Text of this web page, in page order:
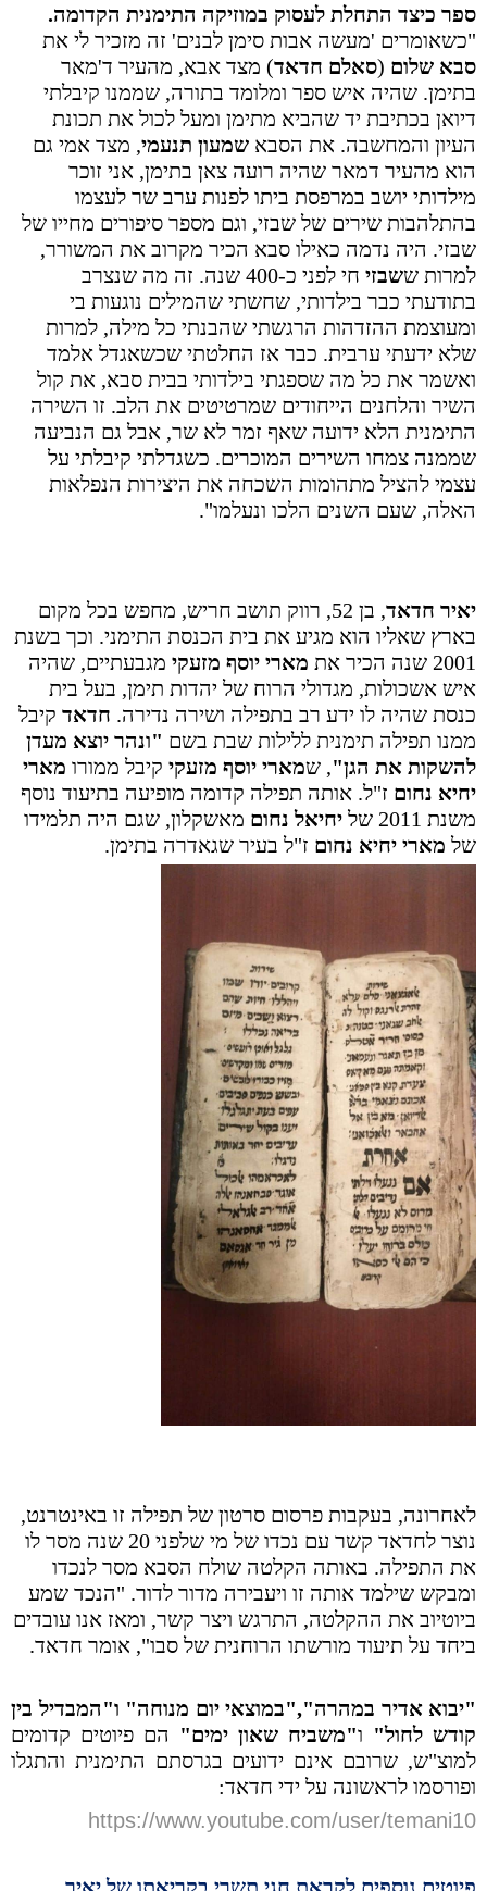
ספר כיצד התחלת לעסוק במוזיקה התימנית הקדומה.
"כשאומרים 'מעשה אבות סימן לבנים' זה מזכיר לי את
סבא שלום (סאלם חדאד) מצד אבא, מהעיר ד'מאר
בתימן. שהיה איש ספר ומלומד בתורה, שממנו קיבלתי
דיואן בכתיבת יד שהביא מתימן ומעל לכול את תכונת
העיון והמחשבה. את הסבא שמעון תנעמי, מצד אמי גם
הוא מהעיר דמאר שהיה רועה צאן בתימן, אני זוכר
מילדותי יושב במרפסת ביתו לפנות ערב שר לעצמו
בהתלהבות שירים של שבזי, וגם מספר סיפורים מחייו של
שבזי. היה נדמה כאילו סבא הכיר מקרוב את המשורר,
למרות ששבזי
חי לפני כ-400 שנה. זה מה שנצרב
בתודעתי כבר בילדותי, שחשתי שהמילים נוגעות בי
ומעוצמת ההזדהות הרגשתי שהבנתי כל מילה, למרות
שלא ידעתי ערבית. כבר אז החלטתי שכשאגדל אלמד
ואשמר את כל מה שספגתי בילדותי בבית סבא, את קול
השיר והלחנים הייחודים שמרטיטים את הלב. זו השירה
התימנית הלא ידועה שאף זמר לא שר, אבל גם הנביעה
שממנה צמחו השירים המוכרים. כשגדלתי קיבלתי על
עצמי להציל מתהומות השכחה את היצירות הנפלאות
האלה, שעם השנים הלכו ונעלמו".
יאיר חדאד
, בן 52, רווק תושב חריש, מחפש בכל מקום
בארץ שאליו הוא מגיע את בית הכנסת התימני. וכך בשנת
2001 שנה הכיר את
מארי יוסף מזעקי מגבעתיים, שהיה
איש אשכולות, מגדולי הרוח של יהדות תימן, בעל בית
כנסת שהיה לו ידע רב בתפילה ושירה נדירה. חדאד קיבל
ממנו תפילה תימנית ללילות שבת בשם "ונהר יוצא מעדן
להשקות את הגן", שמארי יוסף מזעקי קיבל ממורו מארי
יחיא נחום ז"ל. אותה תפילה קדומה מופיעה בתיעוד נוסף
משנת 2011 של
יחיאל נחום מאשקלון, שגם היה תלמידו
של מארי יחיא נחום ז"ל בעיר שגאדרה בתימן.
לאחרונה, בעקבות פרסום סרטון של תפילה זו באינטרנט,
נוצר לחדאד קשר עם נכדו של מי שלפני 20 שנה מסר לו
את התפילה. באותה הקלטה שולח הסבא מסר לנכדו
ומבקש שילמד אותה זו ויעבירה מדור לדור. "הנכד שמע
ביוטיוב את ההקלטה, התרגש ויצר קשר, ומאז אנו עובדים
ביחד על תיעוד מורשתו הרוחנית של סבו", אומר חדאד.
"יבוא אדיר במהרה","במוצאי יום מנוחה" ו"המבדיל בין
קודש לחול" ו"משביח שאון ימים" הם פיוטים קדומים
למוצ"ש, שרובם אינם ידועים בגרסתם התימנית והתגלו
ופורסמו לראשונה על ידי חדאד:
https://www.youtube.com/user/temani10